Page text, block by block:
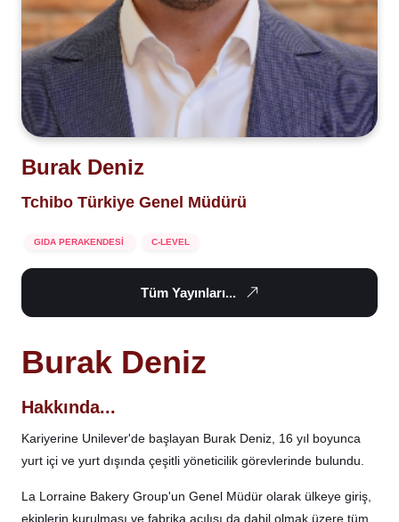
Burak Deniz
Tchibo Türkiye Genel Müdürü
GIDA PERAKENDESİ C-LEVEL
Tüm Yayınları...
Burak Deniz
Hakkında...
Kariyerine Unilever'de başlayan Burak Deniz, 16 yıl boyunca
yurt içi ve yurt dışında çeşitli yöneticilik görevlerinde bulundu.
La Lorraine Bakery Group'un Genel Müdür olarak ülkeye giriş,
ekiplerin kurulması ve fabrika açılışı da dahil olmak üzere tüm